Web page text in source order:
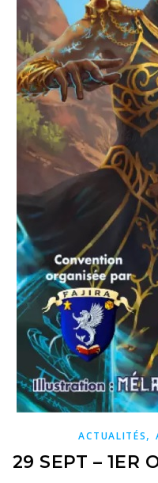
ACTUALITÉS,
29 SEPT – 1ER